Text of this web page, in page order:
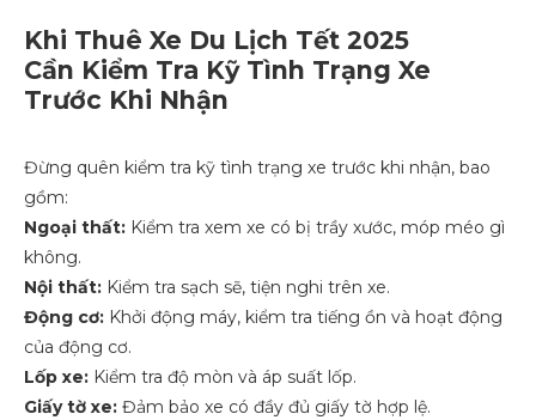
Khi Thuê Xe Du Lịch Tết 2025
Cần Kiểm Tra Kỹ Tình Trạng Xe
Trước Khi Nhận
Đừng quên kiểm tra kỹ tình trạng xe trước khi nhận, bao
gồm:
Ngoại thất: Kiểm tra xem xe có bị trầy xước, móp méo gì
không.
Nội thất: Kiểm tra sạch sẽ, tiện nghi trên xe.
Động cơ: Khởi động máy, kiểm tra tiếng ồn và hoạt động
của động cơ.
Lốp xe: Kiểm tra độ mòn và áp suất lốp.
Giấy tờ xe: Đảm bảo xe có đầy đủ giấy tờ hợp lệ.